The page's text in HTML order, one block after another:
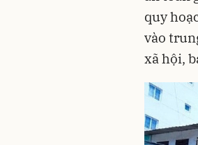
quy
vào
xã hội,